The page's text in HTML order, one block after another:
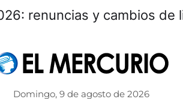
de riñón tras cuatro años
Domingo, 9 de agosto de 2026